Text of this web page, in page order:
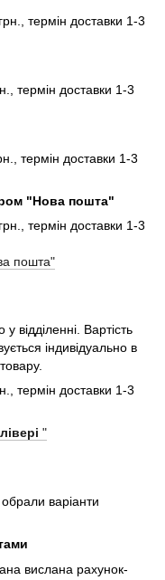
термін доставки 1-3
термін доставки 1-3
термін доставки 1-3
"Нова пошта"
термін доставки 1-3
пошта"
відділенні. Вартість
індивідуально в
термін доставки 1-3
"
варіанти
вислана рахунок-